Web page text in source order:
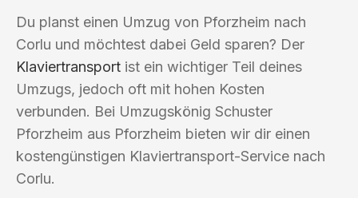
Du planst einen Umzug von Pforzheim nach
Corlu und möchtest dabei Geld sparen? Der
Klaviertransport ist ein wichtiger Teil deines
Umzugs, jedoch oft mit hohen Kosten
verbunden. Bei Umzugskönig Schuster
Pforzheim aus Pforzheim bieten wir dir einen
kostengünstigen Klaviertransport-Service nach
Corlu.